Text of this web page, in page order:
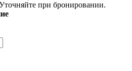
при бронировании.